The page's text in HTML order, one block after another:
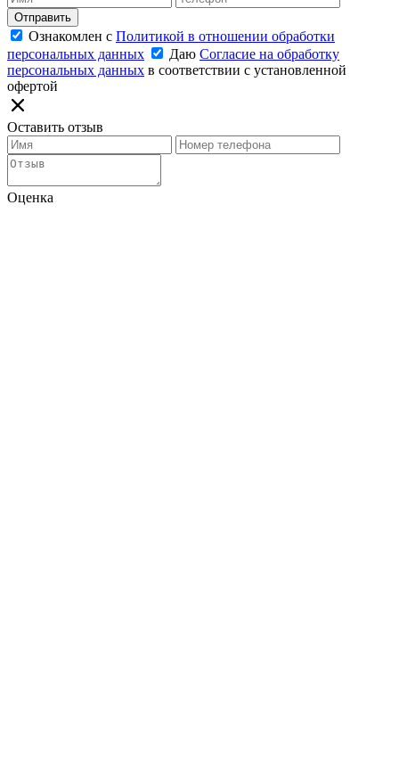
Отправить
Ознакомлен с Политикой в отношении обработки
персональных данных
Даю Согласие на обработку
персональных данных в соответствии с установленной
офертой
Оставить отзыв
Оценка